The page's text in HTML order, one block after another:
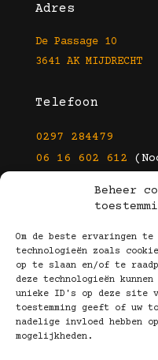
Beheer
Om de beste ervaringen
technologieën zoals
op te slaan en/of te
deze technologieën
unieke ID's op deze site
toestemming geeft of uw
nadelige invloed hebben
mogelijkheden.
Adres
De Passage 10
3641 AK MIJDRECHT
Telefoon
0297 284479
06 16 602 612
Volg Ons!